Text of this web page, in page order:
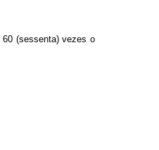
(sessenta) vezes o